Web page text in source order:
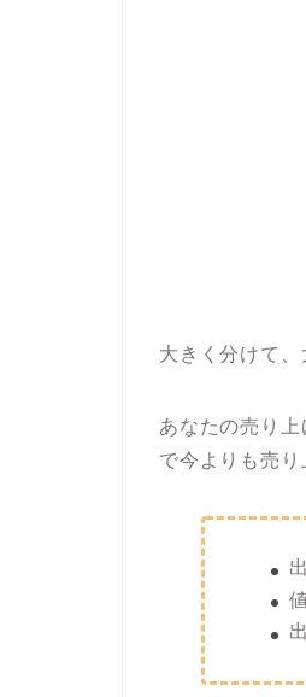
大きく分けて、
あなたの売り
で今よりも売